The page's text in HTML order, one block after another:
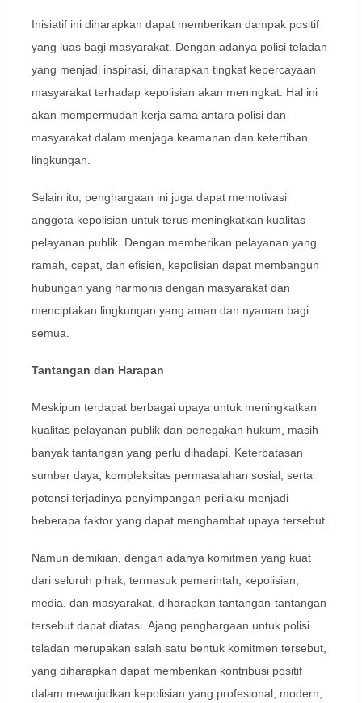
Inisiatif ini diharapkan dapat memberikan dampak positif
yang luas bagi masyarakat. Dengan adanya polisi teladan
yang menjadi inspirasi, diharapkan tingkat kepercayaan
masyarakat terhadap kepolisian akan meningkat. Hal ini
akan mempermudah kerja sama antara polisi dan
masyarakat dalam menjaga keamanan dan ketertiban
lingkungan.
Selain itu, penghargaan ini juga dapat memotivasi
anggota kepolisian untuk terus meningkatkan kualitas
pelayanan publik. Dengan memberikan pelayanan yang
ramah, cepat, dan efisien, kepolisian dapat membangun
hubungan yang harmonis dengan masyarakat dan
menciptakan lingkungan yang aman dan nyaman bagi
semua.
Tantangan dan Harapan
Meskipun terdapat berbagai upaya untuk meningkatkan
kualitas pelayanan publik dan penegakan hukum, masih
banyak tantangan yang perlu dihadapi. Keterbatasan
sumber daya, kompleksitas permasalahan sosial, serta
potensi terjadinya penyimpangan perilaku menjadi
beberapa faktor yang dapat menghambat upaya tersebut.
Namun demikian, dengan adanya komitmen yang kuat
dari seluruh pihak, termasuk pemerintah, kepolisian,
media, dan masyarakat, diharapkan tantangan-tantangan
tersebut dapat diatasi. Ajang penghargaan untuk polisi
teladan merupakan salah satu bentuk komitmen tersebut,
yang diharapkan dapat memberikan kontribusi positif
dalam mewujudkan kepolisian yang profesional, modern,